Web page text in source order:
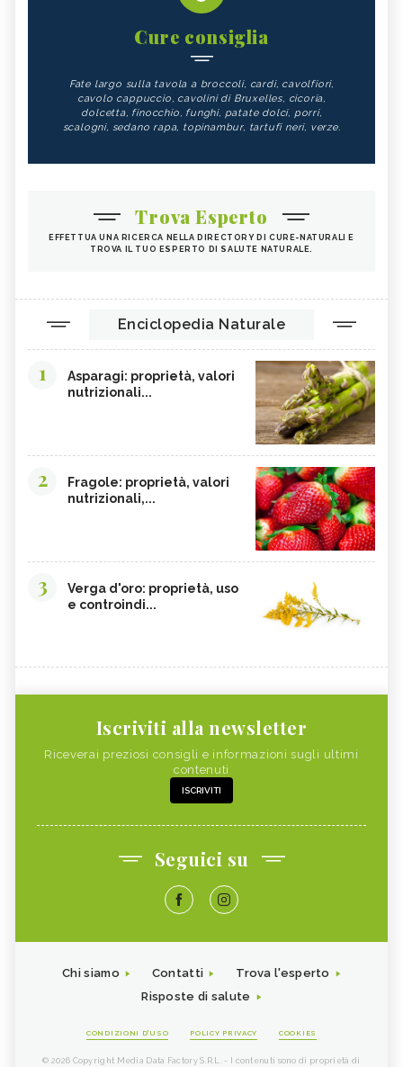
Cure consiglia
Fate largo sulla tavola a broccoli, cardi, cavolfiori,
cavolo cappuccio, cavolini di Bruxelles, cicoria,
dolcetta, finocchio, funghi, patate dolci, porri,
scalogni, sedano rapa, topinambur, tartufi neri, verze.
Trova Esperto
EFFETTUA UNA RICERCA NELLA DIRECTORY DI CURE-NATURALI E
TROVA IL TUO ESPERTO DI SALUTE NATURALE.
Enciclopedia Naturale
1
Asparagi: proprietà, valori
nutrizionali...
2
Fragole: proprietà, valori
nutrizionali,...
3
Verga d'oro: proprietà, uso
e controindi...
Iscriviti alla newsletter
Riceverai preziosi consigli e informazioni sugli ultimi
contenuti
ISCRIVITI
Seguici su
Chi siamo Contatti
Trova l'esperto
Risposte di salute
CONDIZIONI D'USO POLICY PRIVACY COOKIES
© 2026 Copyright Media Data Factory S.R.L. - I contenuti sono di proprietà di